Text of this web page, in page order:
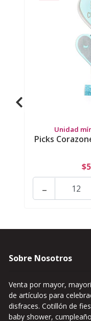
Unidad
Picks
-
Sobre Nosotros
Venta por mayor,
de artículos para
disfraces. Cotillón de
baby shower,